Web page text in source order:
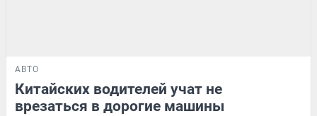
АВТО
Китайских водителей учат не
врезаться в дорогие машины